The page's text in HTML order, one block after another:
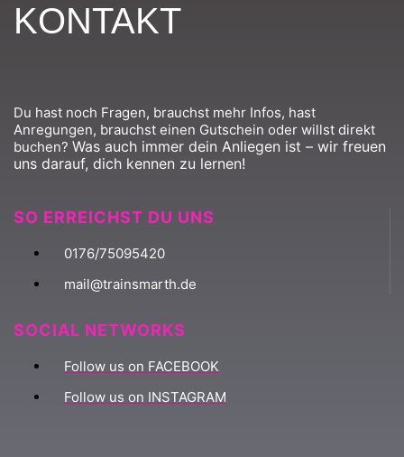
KONTAKT
Du hast noch Fragen, brauchst mehr Infos, hast
Anregungen, brauchst einen Gutschein oder willst direkt
buchen? Was auch immer dein Anliegen ist – wir freuen
uns darauf, dich kennen zu lernen!
SO ERREICHST DU UNS
0176/75095420
mail@trainsmarth.de
SOCIAL NETWORKS
Follow us on FACEBOOK
Follow us on INSTAGRAM